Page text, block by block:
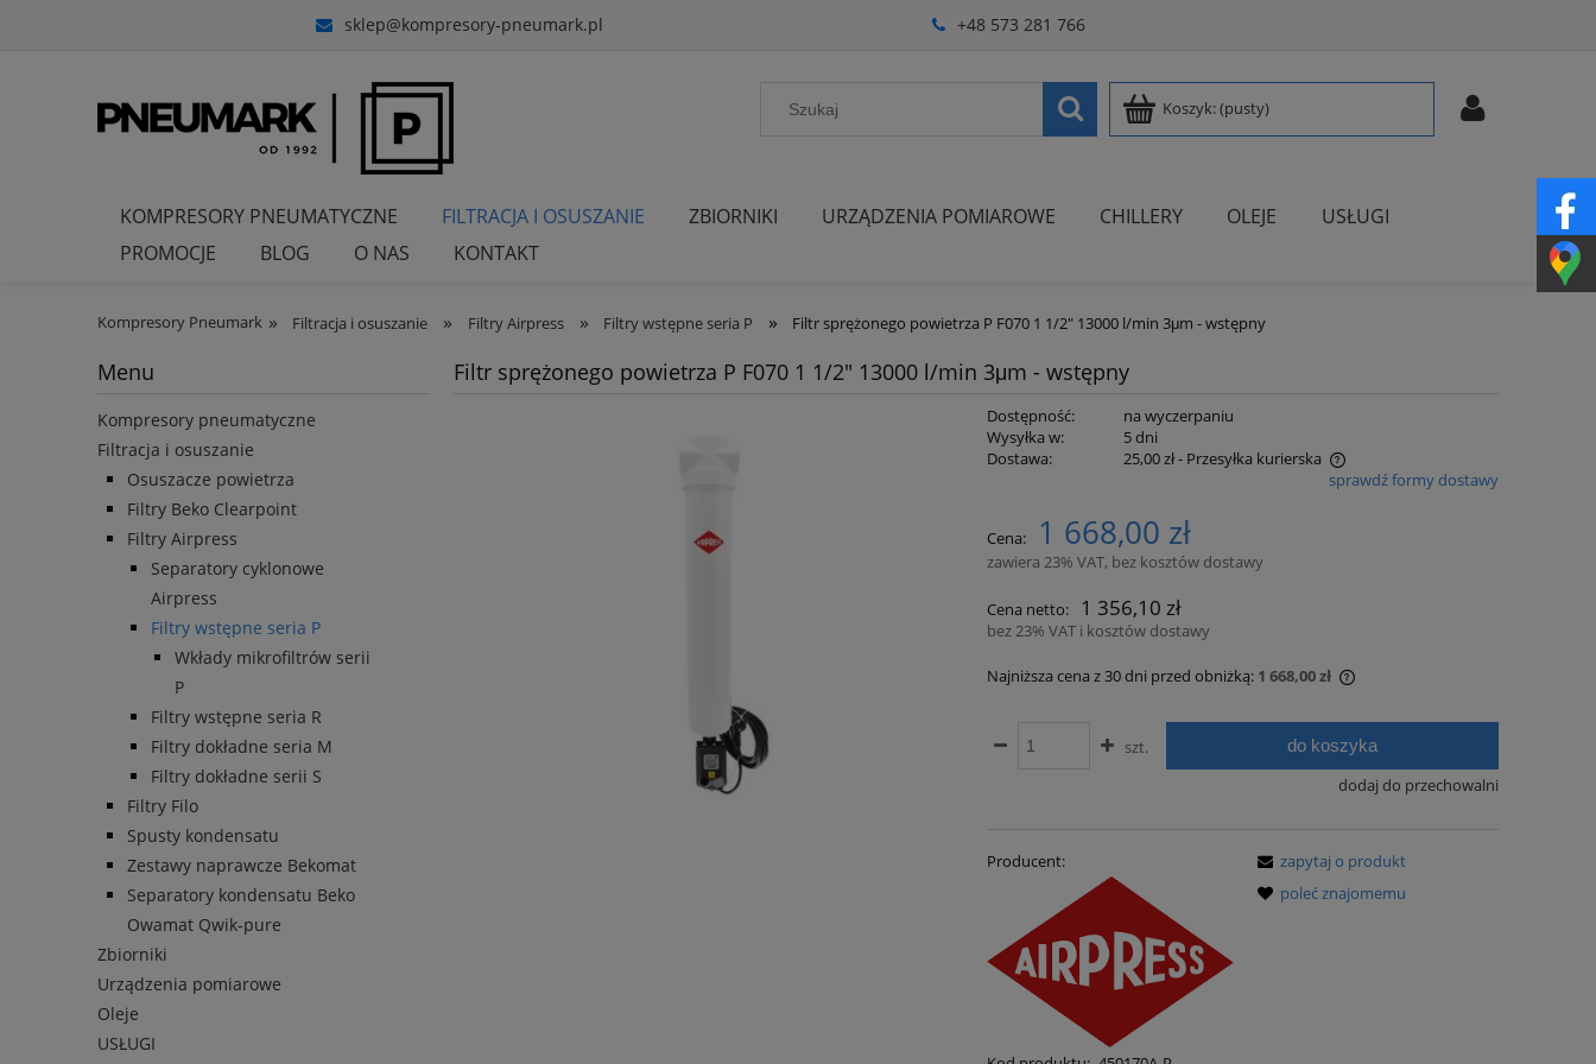
sklep@kompresory-pneumark.pl +48 573 281 766
Koszyk:(pusty)
KOMPRESORY PNEUMATYCZNE FILTRACJA I OSUSZANIE ZBIORNIKI URZĄDZENIA POMIAROWE CHILLERY OLEJE
USŁUGI
PROMOCJE
BLOG O NAS KONTAKT
Kompresory Pneumark » Filtracja i osuszanie » Filtry Airpress » Filtry wstępne seria P » Filtr sprężonego powietrza P F070 1 1/2" 13000 l/min 3μm - wstępny
Menu
Kompresory pneumatyczne
Filtracja i osuszanie
Osuszacze powietrza
Filtry Beko Clearpoint
Filtry Airpress
Separatory cyklonowe
Airpress
Filtry wstępne seria P
Wkłady mikrofiltrów serii
P
Filtry wstępne seria R
Filtry dokładne seria M
Filtry dokładne serii S
Filtry Filo
Spusty kondensatu
Zestawy naprawcze Bekomat
Separatory kondensatu Beko
Owamat Qwik-pure
Zbiorniki
Urządzenia pomiarowe
Oleje
USŁUGI
Filtr sprężonego powietrza P F070 1 1/2" 13000 l/min 3μm - wstępny
Dostępność:
na wyczerpaniu
Wysyłka w:
5 dni
Dostawa:
25,00 zł- Przesyłka kurierska
płatności
sprawdź formy dostawy
Cena: 1 668,00 zł
zawiera 23% VAT, bez kosztów dostawy
Cena netto: 1 356,10 zł
bez 23% VAT i kosztów dostawy
Najniższa cena z 30 dni przed obniżką: 1 668,00 zł
Jeżeli produkt jest sprzedawany krócej niż
30 dni, wyświetlana jest najniższa cena od
momentu, kiedy produkt pojawił się w
szt. do koszyka
dodaj do przechowalni
Producent:
zapytaj o produkt
poleć znajomemu